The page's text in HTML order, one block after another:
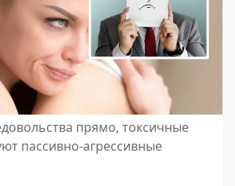
прямо, токсичные
пассивно-агрессивные